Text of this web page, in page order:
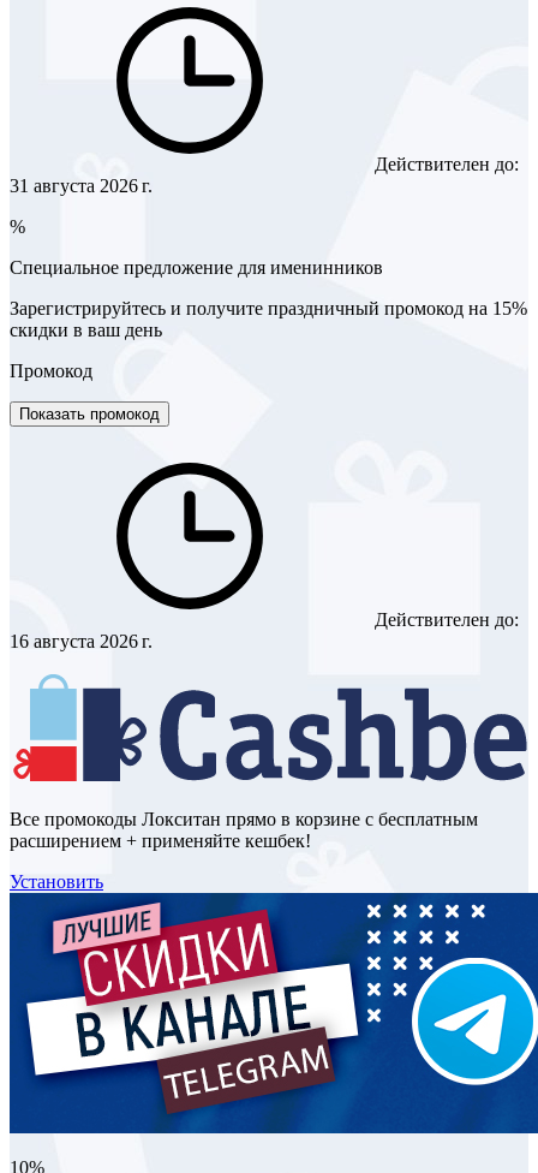
Действителен до:
31 августа 2026 г.
%
Специальное предложение для именинников
Зарегистрируйтесь и получите праздничный промокод на 15%
скидки в ваш день
Промокод
Показать промокод
Действителен до:
16 августа 2026 г.
Все промокоды Локситан прямо в корзине с бесплатным
расширением + применяйте кешбек!
Установить
10%